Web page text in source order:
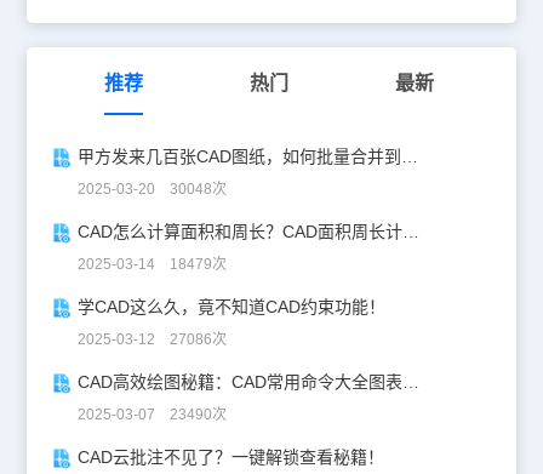
上述CAD制图初学入门教程就是小编给大家整理的在浩辰CAD建筑
伴在使用正版CAD软件绘制图纸的过程中遇到此类问题可以参考本篇
推荐 热门 最新
甲方发来几百张CAD图纸，如何批量合并到一张设计图中？
2025-03-20 30048次
CAD怎么计算面积和周长？CAD面积周长计算全攻略
2025-03-14 18479次
学CAD这么久，竟不知道CAD约束功能！
2025-03-12 27086次
CAD高效绘图秘籍：CAD常用命令大全图表珍藏版
2025-03-07 23490次
CAD云批注不见了？一键解锁查看秘籍！